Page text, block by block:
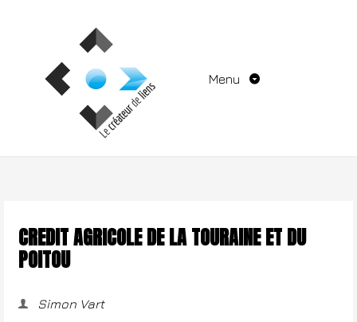
Menu
CREDIT AGRICOLE DE LA TOURAINE ET DU
POITOU
Simon Vart